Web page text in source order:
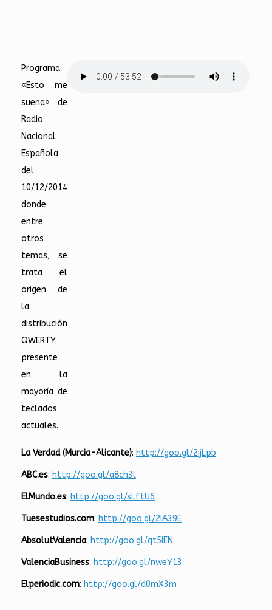
Programa
«Esto me
suena» de
Radio
Nacional
Española
del
10/12/2014
donde
entre
otros
temas, se
trata el
origen de
la
distribución
QWERTY
presente
en la
mayoría de
teclados
actuales.
La Verdad (Murcia-Alicante): http://goo.gl/2ijLpb
ABC.es: http://goo.gl/a8ch3l
ElMundo.es: http://goo.gl/sLftU6
Tuesestudios.com: http://goo.gl/2IA39E
AbsolutValencia: http://goo.gl/qt5iEN
ValenciaBusiness: http://goo.gl/nweY13
Elperiodic.com: http://goo.gl/d0mX3m